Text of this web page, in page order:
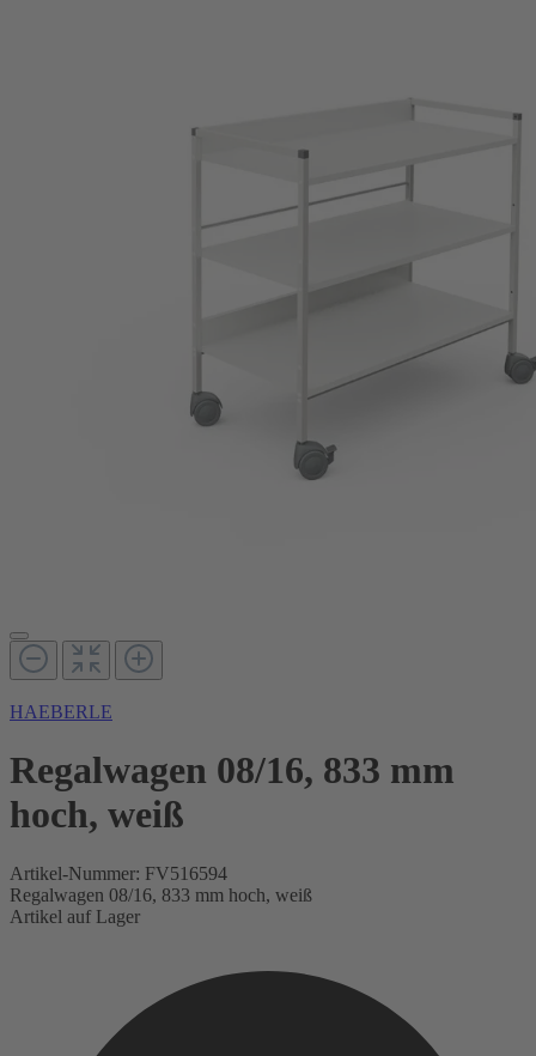
HAEBERLE
Regalwagen 08/16, 833 mm
hoch, weiß
Artikel-Nummer: FV516594
Regalwagen 08/16, 833 mm hoch, weiß
Artikel auf Lager